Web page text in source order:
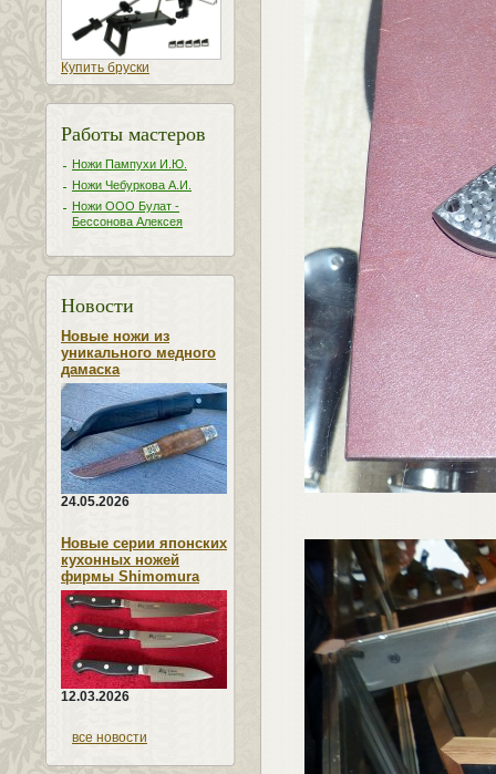
Купить бруски
Работы мастеров
Ножи Пампухи И.Ю.
Ножи Чебуркова А.И.
Ножи ООО Булат -
Бессонова Алексея
Новости
Новые ножи из
уникального медного
дамаска
24.05.2026
Новые серии японских
кухонных ножей
фирмы Shimomura
12.03.2026
все новости